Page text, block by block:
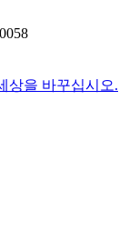
상을 바꾸십시오.